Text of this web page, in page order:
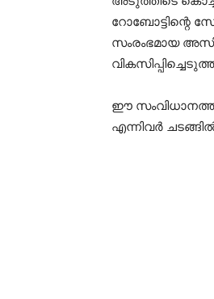
റോബോട്ടിന്റെ
സംരംഭമായ
ഈ
എന്നിവര്‍